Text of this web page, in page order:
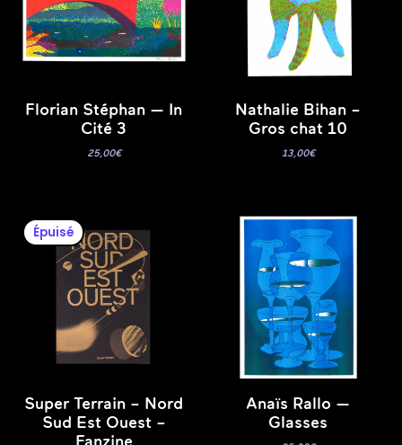
Florian Stéphan — In
Cité 3
25,00€
Nathalie Bihan –
Gros chat 10
13,00€
Épuisé
Super Terrain – Nord
Sud Est Ouest –
Anaïs Rallo —
Glasses